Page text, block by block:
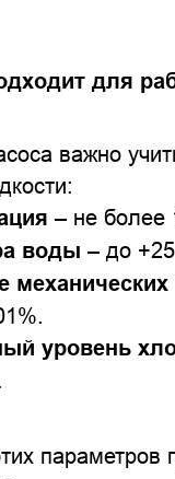
для
важно
– не более
воды – до
уровень
параметров